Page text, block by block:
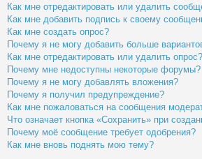
Как мне отредактировать или удалить
Как мне добавить подпись к своему
Как мне создать опрос?
Почему я не могу добавить больше
Как мне отредактировать или удалить опрос?
Почему мне недоступны некоторые форумы?
Почему я не могу добавлять вложения?
Почему я получил предупреждение?
Как мне пожаловаться на сообщения
Что означает кнопка «Сохранить» при
Почему моё сообщение требует одобрения?
Как мне вновь поднять мою тему?